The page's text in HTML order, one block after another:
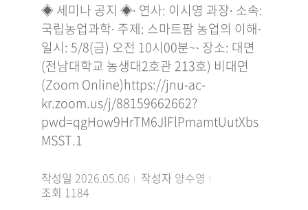
◈ 세미나 공지 ◈∙ 연사: 이시영 과장∙ 소속:
국립농업과학∙ 주제: 스마트팜 농업의 이해∙
일시: 5/8(금) 오전 10시00분~∙ 장소: 대면
(전남대학교 농생대2호관 213호) 비대면
(Zoom Online)https://jnu-ac-
kr.zoom.us/j/88159662662?
pwd=qgHow9HrTM6JlFlPmamtUutXbs
MSST.1
작성일 2026.05.06 작성자 양수영
조회 1184